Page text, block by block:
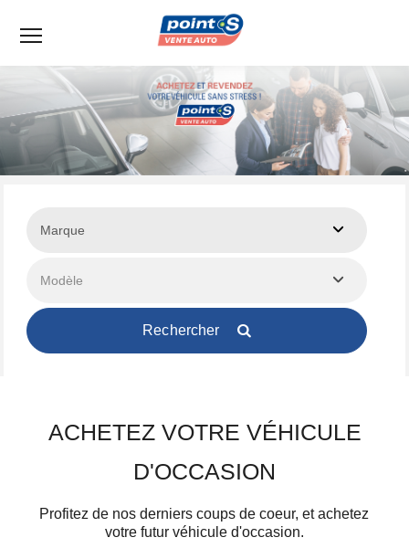
Rechercher
ACHETEZ VOTRE VÉHICULE
D'OCCASION
Profitez de nos derniers coups de coeur, et achetez
votre futur véhicule d'occasion.